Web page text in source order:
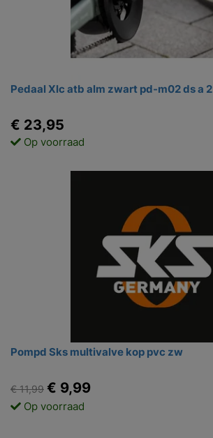
Pedaal Xlc atb alm zwart pd-m02 ds a 2
€ 23,95
Op voorraad
Pompd Sks multivalve kop pvc zw
€ 11,99 € 9,99
Op voorraad